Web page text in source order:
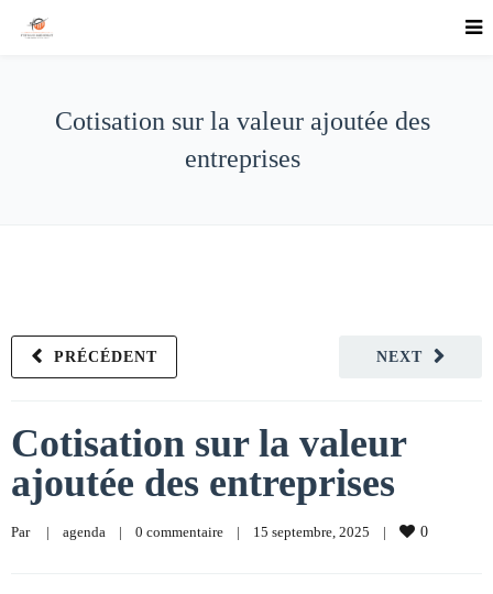
Cotisation sur la valeur ajoutée des
entreprises
NEXT
PRÉCÉDENT
Cotisation sur la valeur
ajoutée des entreprises
Par | agenda | 0 commentaire | 15 septembre, 2025 | 0